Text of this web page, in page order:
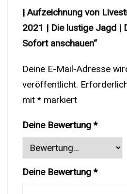
| Aufzeichnung von
2021 | Die lustige Jagd |
Sofort anschauen“
Deine E-Mail-Adresse
veröffentlicht.
mit * markiert
Deine Bewertung*
Deine Bewertung*